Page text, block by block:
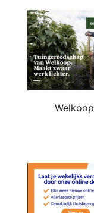
Welkoop